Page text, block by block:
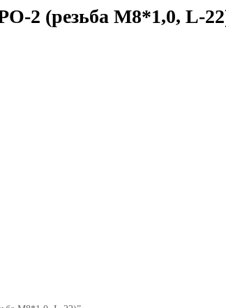
2 (резьба М8*1,0, L-